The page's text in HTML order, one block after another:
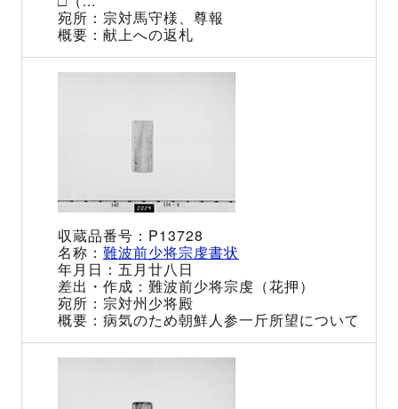
宗対馬守様、尊報
献上への返札
P13728
難波前少将宗虔書状
五月廿八日
難波前少将宗虔（花押）
宗対州少将殿
病気のため朝鮮人参一斤所望について